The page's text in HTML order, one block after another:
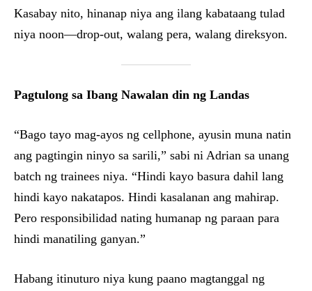
Kasabay nito, hinanap niya ang ilang kabataang tulad
niya noon—drop-out, walang pera, walang direksyon.
Pagtulong sa Ibang Nawalan din ng Landas
“Bago tayo mag-ayos ng cellphone, ayusin muna natin
ang pagtingin ninyo sa sarili,” sabi ni Adrian sa unang
batch ng trainees niya. “Hindi kayo basura dahil lang
hindi kayo nakatapos. Hindi kasalanan ang mahirap.
Pero responsibilidad nating humanap ng paraan para
hindi manatiling ganyan.”
Habang itinuturo niya kung paano magtanggal ng